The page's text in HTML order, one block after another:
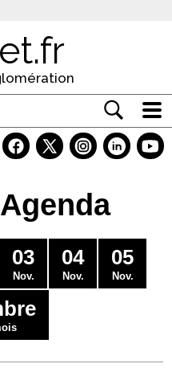
03
Nov.
04
Nov.
05
Nov.